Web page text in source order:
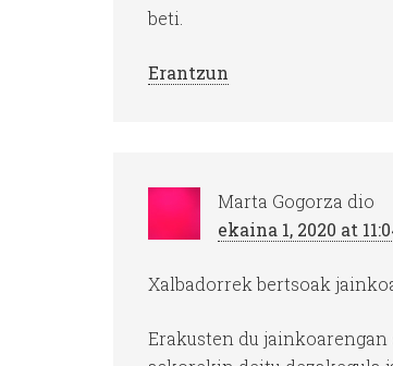
beti.
Erantzun
Marta Gogorza dio
ekaina 1, 2020 at
Xalbadorrek bertsoak
Erakusten du jainkoarengan